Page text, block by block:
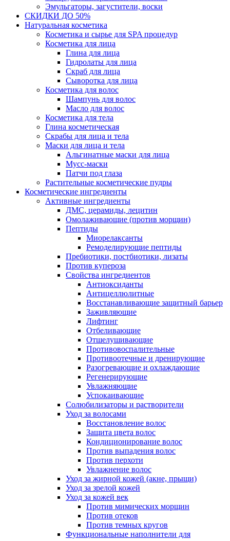
Эмульгаторы, загустители, воски
СКИДКИ ДО 50%
Натуральная косметика
Косметика и сырье для SPA процедур
Косметика для лица
Глина для лица
Гидролаты для лица
Скраб для лица
Сыворотка для лица
Косметика для волос
Шампунь для волос
Масло для волос
Косметика для тела
Глина косметическая
Скрабы для лица и тела
Маски для лица и тела
Альгинатные маски для лица
Мусс-маски
Патчи под глаза
Растительные косметические пудры
Косметические ингредиенты
Активные ингредиенты
ДМС, церамиды, лецитин
Омолаживающие (против морщин)
Пептиды
Миорелаксанты
Ремоделирующие пептиды
Пребиотики, постбиотики, лизаты
Против купероза
Свойства ингредиентов
Антиоксиданты
Антицеллюлитные
Восстанавливающие защитный барьер
Заживляющие
Лифтинг
Отбеливающие
Отшелушивающие
Противовоспалительные
Противоотечные и дренирующие
Разогревающие и охлаждающие
Регенерирующие
Увлажняющие
Успокаивающие
Солюбилизаторы и растворители
Уход за волосами
Восстановление волос
Защита цвета волос
Кондиционирование волос
Против выпадения волос
Против перхоти
Увлажнение волос
Уход за жирной кожей (акне, прыщи)
Уход за зрелой кожей
Уход за кожей век
Против мимических морщин
Против отеков
Против темных кругов
Функциональные наполнители для